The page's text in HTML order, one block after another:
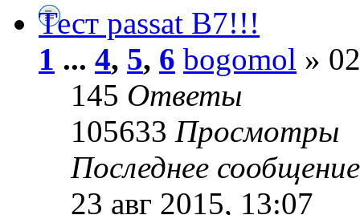
Тест passat B7!!!
1 ... 4, 5, 6 bogomol »
145 Ответы
105633 Просмотры
Последнее
23 авг 2015, 13:07